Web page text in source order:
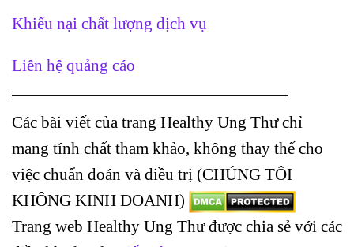
Khiếu nại chất lượng dịch vụ
Liên hệ quảng cáo
Các bài viết của trang Healthy Ung Thư chỉ
mang tính chất tham khảo, không thay thế cho
việc chuẩn đoán và điều trị (CHÚNG TÔI
KHÔNG KINH DOANH)
Trang web Healthy Ung Thư được chia sẻ với các